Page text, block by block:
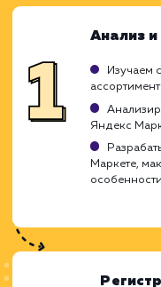
Ограничения
Высокая
Требуется
товаров.